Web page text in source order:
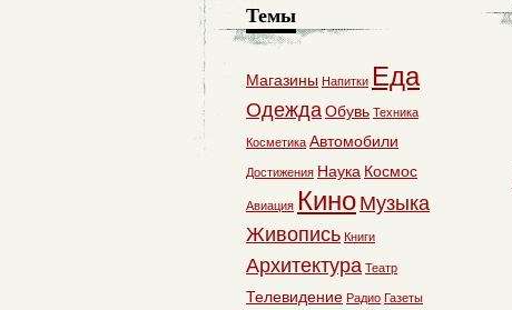
Темы
Магазины Напитки Еда
ОдеждаОбувь Техника
Косметика Автомобили
Достижения Наука Космос
Авиация Кино Музыка
Живопись Книги
Архитектура Театр
Телевидение Радио Газеты